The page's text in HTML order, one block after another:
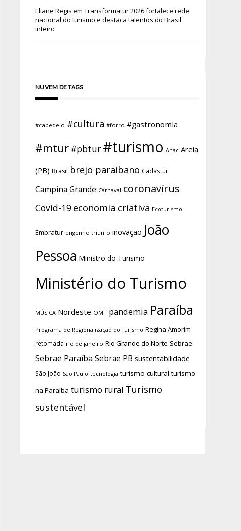
Eliane Regis em Transformatur 2026 fortalece rede
nacional do turismo e destaca talentos do Brasil
inteiro
NUVEM DE TAGS
#cabedelo #cultura #forro #gastronomia
#mtur #pbtur #turismo Anac Areia
(PB) Brasil brejo paraibano Cadastur
Campina Grande Carnaval coronavírus
Covid-19 economia criativa Ecoturismo
Embratur engenho triunfo inovação João
Pessoa Ministro do Turismo
Ministério do Turismo
MÚSICA Nordeste OMT pandemia Paraíba
Programa de Regionalização do Turismo Regina Amorim
retomada rio de janeiro Rio Grande do Norte Sebrae
Sebrae Paraíba Sebrae PB sustentabilidade
São João São Paulo tecnologia turismo cultural turismo
na Paraíba turismo rural Turismo
sustentável